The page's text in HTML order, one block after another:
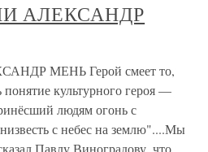
АЛЕКСАНДР
МЕНЬ Герой смеет то,
культурного героя —
людям огонь с
с небес на землю"....Мы